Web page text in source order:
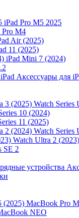
iPad Pro M5 2025
Pro M4
Air (2025)
11 (2025)
iPad Mini 7 (2024)
Аксессуары для
Watch Series
10 (2024)
11 (2025)
Watch Series
Watch Ultra 2 (2023)
SE 2
MacBook Pro
NEO